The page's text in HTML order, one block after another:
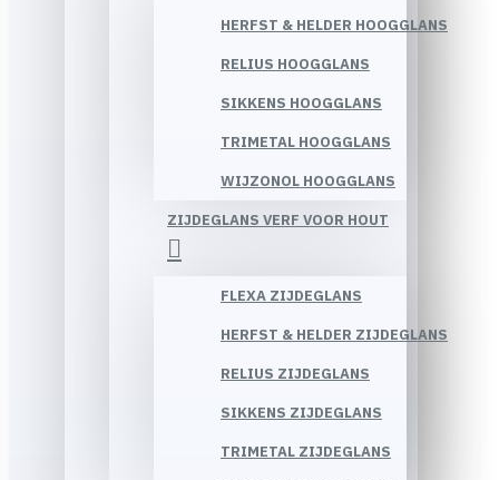
HERFST & HELDER HOOGGLANS
RELIUS HOOGGLANS
SIKKENS HOOGGLANS
TRIMETAL HOOGGLANS
WIJZONOL HOOGGLANS
ZIJDEGLANS VERF VOOR HOUT
FLEXA ZIJDEGLANS
HERFST & HELDER ZIJDEGLANS
RELIUS ZIJDEGLANS
SIKKENS ZIJDEGLANS
TRIMETAL ZIJDEGLANS